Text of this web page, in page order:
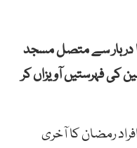
دربار سے متصل مسجد
کی فہرستیں آویزاں کر
سے زائد افراد رمضان کا آخری